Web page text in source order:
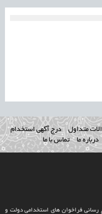
متداول
درج آگهی استخدام
درباره ما تماس با ما
رسانی فراخوان های استخدامی دولت و